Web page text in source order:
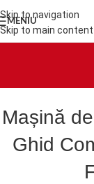
Skip to navigation
Skip to main content
MENIU
Mașină
Ghid